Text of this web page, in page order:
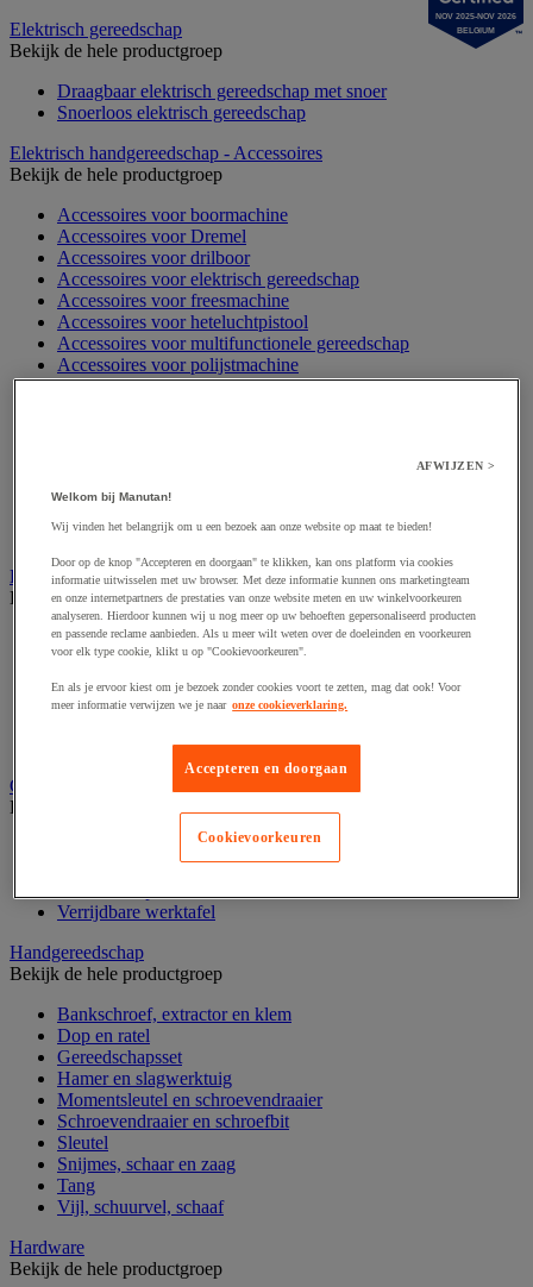
Elektrisch gereedschap
Bekijk de hele productgroep
Draagbaar elektrisch gereedschap met snoer
Snoerloos elektrisch gereedschap
Elektrisch handgereedschap - Accessoires
Bekijk de hele productgroep
Accessoires voor boormachine
Accessoires voor Dremel
Accessoires voor drilboor
Accessoires voor elektrisch gereedschap
Accessoires voor freesmachine
Accessoires voor heteluchtpistool
Accessoires voor multifunctionele gereedschap
Accessoires voor polijstmachine
Accessoires voor schaafmachine
Accessoires voor snij-schuurmachine
Accessoires voor zaag
Elektrische toebehoren en verlichting
Bekijk de hele productgroep
Accessoires voor elektrisch schakelpaneel
Batterij, oplader en kabel
Elektrische kabel
Elektrische uitrusting
Wandcontactdoos en schakelaar
Gereedschap opbergen
Bekijk de hele productgroep
Assortimentsdoos en gereedschapkoffer
Gereedschapskist en opbergtas
Verrijdbare werktafel
Handgereedschap
Bekijk de hele productgroep
Bankschroef, extractor en klem
Dop en ratel
Gereedschapsset
Hamer en slagwerktuig
Momentsleutel en schroevendraaier
Schroevendraaier en schroefbit
Sleutel
Snijmes, schaar en zaag
Tang
Vijl, schuurvel, schaaf
Hardware
Bekijk de hele productgroep
NOV 2025-NOV 2026
BELGIUM
AFWIJZEN >
Welkom bij Manutan!
Wij vinden het belangrijk om u een bezoek aan onze website op maat te bieden!
Door op de knop "Accepteren en doorgaan" te klikken, kan ons platform via cookies
informatie uitwisselen met uw browser. Met deze informatie kunnen ons marketingteam
en onze internetpartners de prestaties van onze website meten en uw winkelvoorkeuren
analyseren. Hierdoor kunnen wij u nog meer op uw behoeften gepersonaliseerd producten
en passende reclame aanbieden. Als u meer wilt weten over de doeleinden en voorkeuren
voor elk type cookie, klikt u op "Cookievoorkeuren".
En als je ervoor kiest om je bezoek zonder cookies voort te zetten, mag dat ook! Voor
meer informatie verwijzen we je naar onze cookieverklaring.
Accepteren en doorgaan
Cookievoorkeuren